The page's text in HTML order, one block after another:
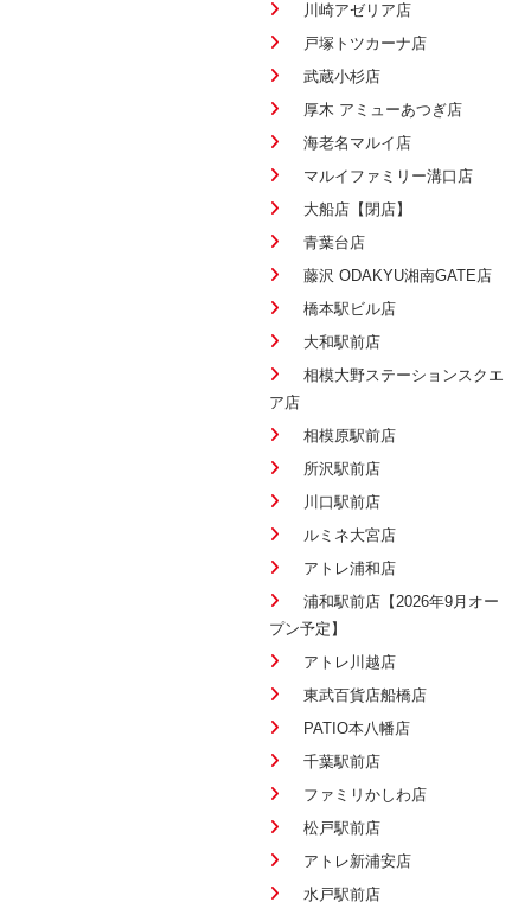
川崎アゼリア店
戸塚トツカーナ店
武蔵小杉店
厚木 アミューあつぎ店
海老名マルイ店
マルイファミリー溝口店
大船店【閉店】
青葉台店
藤沢 ODAKYU湘南GATE店
橋本駅ビル店
大和駅前店
相模大野ステーションスクエ
ア店
相模原駅前店
所沢駅前店
川口駅前店
ルミネ大宮店
アトレ浦和店
浦和駅前店【2026年9月オー
プン予定】
アトレ川越店
東武百貨店船橋店
PATIO本八幡店
千葉駅前店
ファミリかしわ店
松戸駅前店
アトレ新浦安店
水戸駅前店